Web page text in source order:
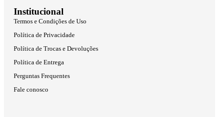
Institucional
Termos e Condições de Uso
Política de Privacidade
Política de Trocas e Devoluções
Política de Entrega
Perguntas Frequentes
Fale conosco